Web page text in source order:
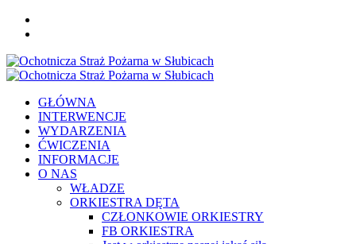
Skip
Primary
GŁÓWNA
INTERWENCJE
WYDARZENIA
ĆWICZENIA
INFORMACJE
O NAS
WŁADZE
ORKIESTRA DĘTA
CZŁONKOWIE ORKIESTRY
FB ORKIESTRA